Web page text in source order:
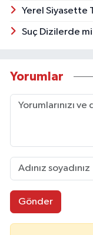
Yerel Siyasette
Suç Dizilerde
Yorumlar
Gönder